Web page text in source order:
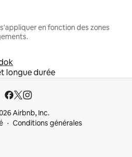
en fonction des zones
longue durée
Airbnb, Inc.
Conditions générales